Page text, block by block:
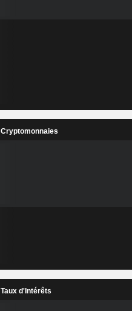
Cryptomonnaies
Taux d'Intérêts